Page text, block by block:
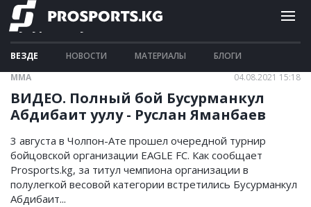
Бусурманкул
ВЕЗДЕ НОВОСТИ МАТЕРИАЛЫ
БЛОГИ
ММА
04.08.2021 15:18
ВИДЕО. Полный бой Бусурманкул
Абдибаит уулу - Руслан Яманбаев
3 августа в Чолпон-Ате прошел очередной турнир
бойцовской организации EAGLE FC. Как сообщает
Prosports.kg, за титул чемпиона организации в
полулегкой весовой категории встретились Бусурманкул
Абдибаит...